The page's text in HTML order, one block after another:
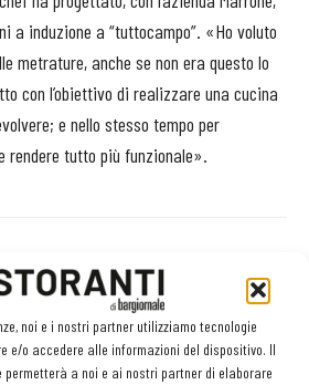
noi e i nostri partner utilizziamo tecnologie
e/o accedere alle informazioni del dispositivo. Il
permetterà a noi e ai nostri partner di elaborare
a induzione a “tuttocampo”. «Ho voluto
metrature, anche se non era questo lo
con l’obiettivo di realizzare una cucina
e nello stesso tempo per
tutto più funzionale».
Twitter